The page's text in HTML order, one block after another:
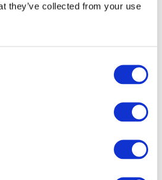
they’ve collected from your use